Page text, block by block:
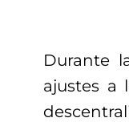
Durante
ajustes a